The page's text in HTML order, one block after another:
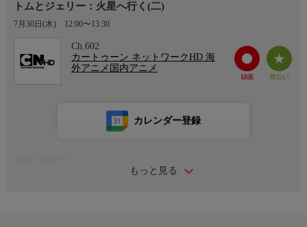
トムとジェリー：火星へ行く(二)
7月30日(木) 12:00〜13:30
Ch.602
カートゥーン ネットワークHD 海
外アニメ国内アニメ
もっと見る
カレンダー登録